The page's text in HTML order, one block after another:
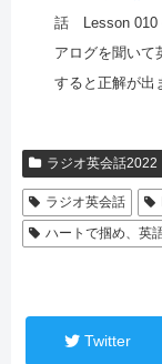
話 Lesson 010
アログを聞いて
すると正解が出
ラジオ英会話2022
ラジオ英会話
ハートで掴め、英
Twitter